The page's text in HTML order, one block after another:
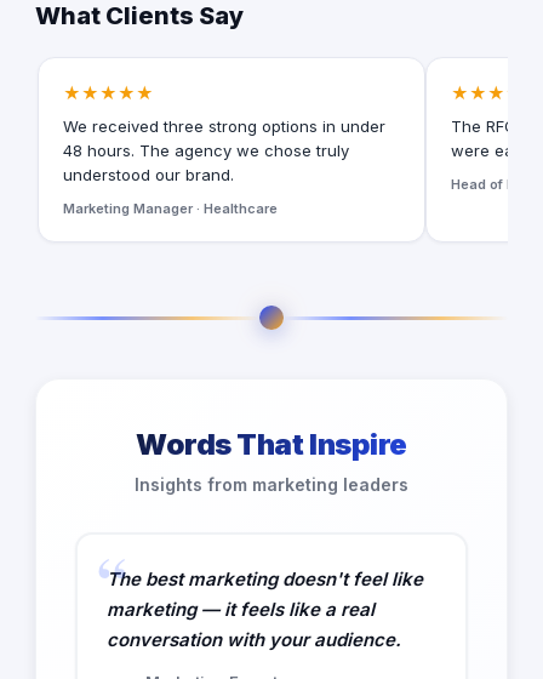
What Clients Say
★★★★★
We received three strong options in under
48 hours. The agency we chose truly
understood our brand.
Marketing Manager · Healthcare
★★★★★
The RFQ
were easy
Head of
Words That Inspire
Insights from marketing leaders
The best marketing doesn't feel like
marketing — it feels like a real
conversation with your audience.